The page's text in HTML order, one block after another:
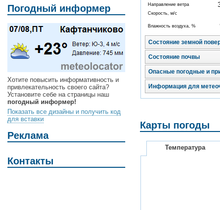
Погодный информер
Хотите повысить информативность и
привлекательность своего сайта?
Установите себе на страницы наш
погодный информер!
Показать все дизайны и получить код
для вставки
Реклама
Контакты
Направление ветра
Скорость, м/с
Влажность воздуха, %
Состояние земной
Состояние почвы
Опасные погодные и
Информация для
Карты погоды
Температура